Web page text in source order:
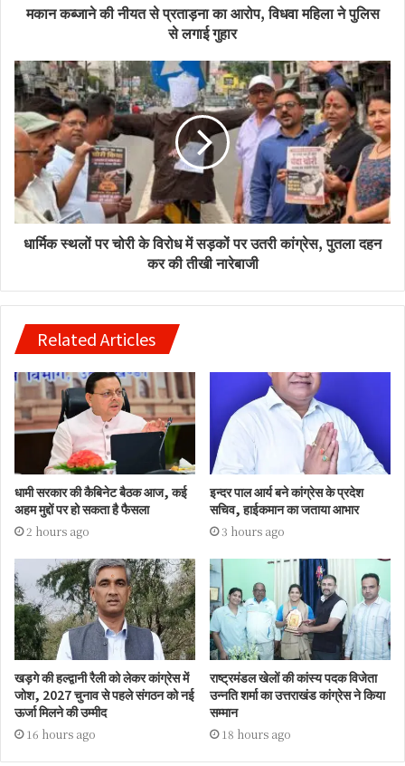
मकान कब्जाने की नीयत से प्रताड़ना का आरोप, विधवा महिला ने पुलिस
से लगाई गुहार
धार्मिक स्थलों पर चोरी के विरोध में सड़कों पर उतरी कांग्रेस, पुतला दहन
कर की तीखी नारेबाजी
Related Articles
धामी सरकार की कैबिनेट बैठक आज, कई
अहम मुद्दों पर हो सकता है फैसला
2 hours ago
इन्दर पाल आर्य बने कांग्रेस के प्रदेश
सचिव, हाईकमान का जताया आभार
3 hours ago
खड़गे की हल्द्वानी रैली को लेकर कांग्रेस में
जोश, 2027 चुनाव से पहले संगठन को नई
ऊर्जा मिलने की उम्मीद
16 hours ago
राष्ट्रमंडल खेलों की कांस्य पदक विजेता
उन्नति शर्मा का उत्तराखंड कांग्रेस ने किया
सम्मान
18 hours ago